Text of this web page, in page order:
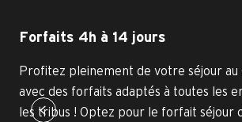
Forfaits 4h à 14 jours
Profitez pleinement de votre séjour au
avec des forfaits adaptés à toutes les
les tribus ! Optez pour le forfait séjour